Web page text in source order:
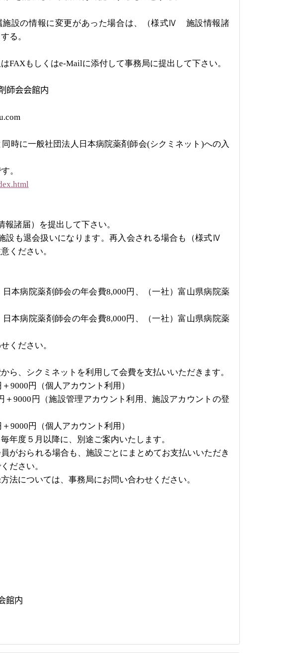
設の情報に変更があった場合は、（様式Ⅳ 施設情報諸
る。
FAXもしくはe-Mailに添付して事務局に提出して下さい。
師会会館内
時に一般社団法人日本病院薬剤師会(シクミネット )への入
。
諸届）を提出して下さい。
設も退会扱いになります。再入会される場合も（様式Ⅳ
ください。
本病院薬剤師会の年会費8,000 円、（一社）富山県病院薬
本病院薬剤師会の年会費8,000 円、（一社）富山県病院薬
ください。
ら、シクミネットを利用して会費を支払いいただきます。
＋ 9000 円（個人アカウント利用）
＋9000 円（施設管理アカウント利用、施設アカウントの登
＋ 9000 円（個人アカウント利用）
度５月以降に、別途ご案内いたします。
おられる場合も、施設ごとにまとめてお支払いいただき
ださい。
については、事務局にお問い合わせください。
館内